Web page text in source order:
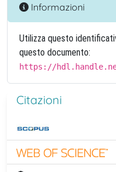
Informazioni
Utilizza questo
questo documento:
https://
Citazioni